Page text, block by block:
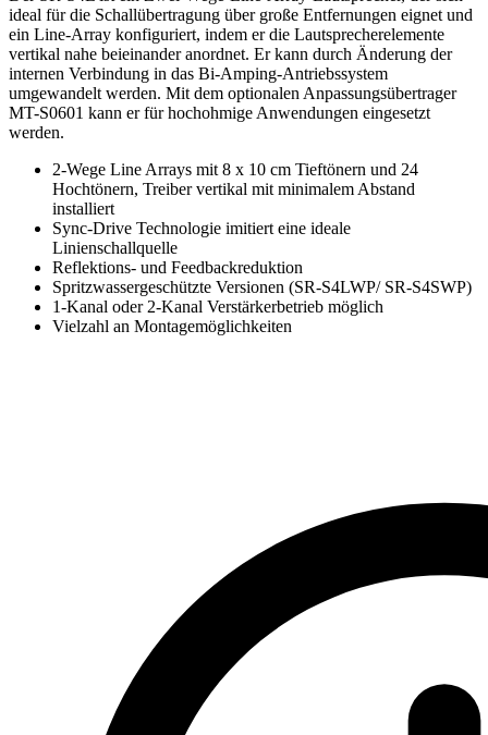
ideal für die Schallübertragung über große Entfernungen eignet und
ein Line-Array konfiguriert, indem er die Lautsprecherelemente
vertikal nahe beieinander anordnet. Er kann durch Änderung der
internen Verbindung in das Bi-Amping-Antriebssystem
umgewandelt werden. Mit dem optionalen Anpassungsübertrager
MT-S0601 kann er für hochohmige Anwendungen eingesetzt
werden.
2-Wege Line Arrays mit 8 x 10 cm Tieftönern und 24
Hochtönern, Treiber vertikal mit minimalem Abstand
installiert
Sync-Drive Technologie imitiert eine ideale
Linienschallquelle
Reflektions- und Feedbackreduktion
Spritzwassergeschützte Versionen (SR-S4LWP/ SR-S4SWP)
1-Kanal oder 2-Kanal Verstärkerbetrieb möglich
Vielzahl an Montagemöglichkeiten